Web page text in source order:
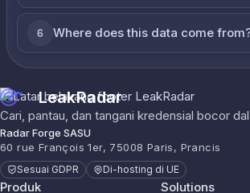
6 Where does this data come
LeakRadar
Cari, pantau, dan tangani kredensial bocor
Radar Forge SASU
60 rue François 1er, 75008 Paris, Prancis
Sesuai GDPR Di-hosting di UE
Produk Solutions